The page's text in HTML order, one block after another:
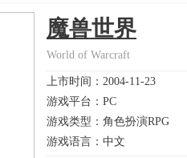
魔兽世界
World of Warcraft
上市时间：2004-11-23
游戏平台：PC
游戏类型：角色扮演RPG
游戏语言：中文